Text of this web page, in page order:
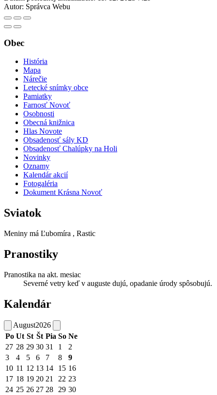
Autor: Správca Webu
Obec
História
Mapa
Nárečie
Letecké snímky obce
Pamiatky
Farnosť Novoť
Osobnosti
Obecná knižnica
Hlas Novote
Obsadenosť sály KD
Obsadenosť Chalúpky na Holi
Novinky
Oznamy
Kalendár akcií
Fotogaléria
Dokument Krásna Novoť
Sviatok
Meniny má Ľubomíra , Rastic
Pranostiky
Pranostika na akt. mesiac
Severné vetry keď v auguste dujú, opadanie úrody spôsobujú.
Kalendár
August2026
Po Ut St Št Pia So Ne
27 28 29 30 31 1
2
3
4 5 6 7 8
9
10 11 12 13 14 15 16
17 18 19 20 21 22 23
24 25 26 27 28 29 30